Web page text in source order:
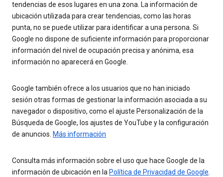
tendencias de esos lugares en una zona. La información de
ubicación utilizada para crear tendencias, como las horas
punta, no se puede utilizar para identificar a una persona. Si
Google no dispone de suficiente información para proporcionar
información del nivel de ocupación precisa y anónima, esa
información no aparecerá en Google.
Google también ofrece a los usuarios que no han iniciado
sesión otras formas de gestionar la información asociada a su
navegador o dispositivo, como el ajuste Personalización de la
Búsqueda de Google, los ajustes de YouTube y la configuración
de anuncios. Más información
Consulta más información sobre el uso que hace Google de la
información de ubicación en la Política de Privacidad de Google.